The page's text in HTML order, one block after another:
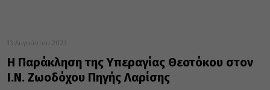
13 Αυγούστου 2023
Η Παράκληση της Υπεραγίας Θεοτόκου στον
Ι.Ν. Ζωοδόχου Πηγής Λαρίσης